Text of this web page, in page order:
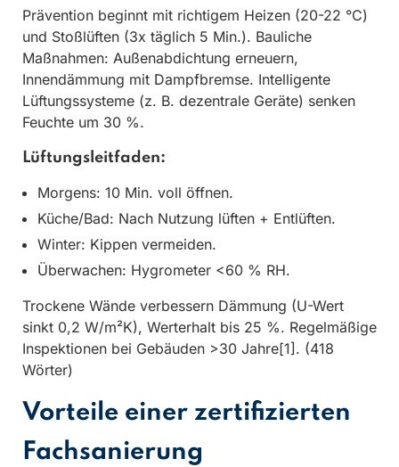
Prävention beginnt mit richtigem Heizen (20-22 °C)
und Stoßlüften (3x täglich 5 Min.). Bauliche
Maßnahmen: Außenabdichtung erneuern,
Innendämmung mit Dampfbremse. Intelligente
Lüftungssysteme (z. B. dezentrale Geräte) senken
Feuchte um 30 %.
Lüftungsleitfaden:
Morgens: 10 Min. voll öffnen.
Küche/Bad: Nach Nutzung lüften + Entlüften.
Winter: Kippen vermeiden.
Überwachen: Hygrometer <60 % RH.
Trockene Wände verbessern Dämmung (U-Wert
sinkt 0,2 W/m²K), Werterhalt bis 25 %. Regelmäßige
Inspektionen bei Gebäuden >30 Jahre[1]. (418
Wörter)
Vorteile einer zertifizierten
Fachsanierung